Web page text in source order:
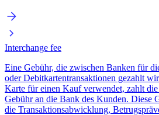
Interchange fee
Eine Gebühr, die zwischen Banken für
oder Debitkartentransaktionen gezahlt
Karte für einen Kauf verwendet, zahlt
Gebühr an die Bank des Kunden. Diese
die Transaktionsabwicklung,